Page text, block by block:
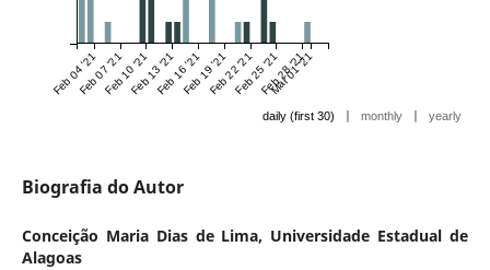
Feb 04 '21Feb 07 '21Feb 10 '21Feb 13 '21Feb 16 '21Feb 19 '21Feb 22 '21Feb 25 '21Feb 28 '21
Mar 01 '21
daily (first 30) | monthly | yearly
Biografia do Autor
Conceição Maria Dias de Lima, Universidade Estadual de
Alagoas